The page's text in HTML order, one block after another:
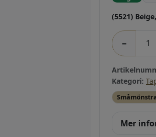
(5521)
−
Kategori:
Mer